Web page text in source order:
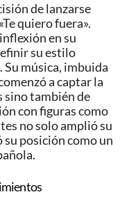
de lanzarse
quiero fuera».
en su
su estilo
música, imbuida
a captar la
sino también de
con figuras como
no solo amplió su
posición como un